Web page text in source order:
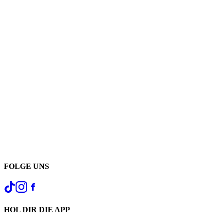
FOLGE UNS
HOL DIR DIE APP